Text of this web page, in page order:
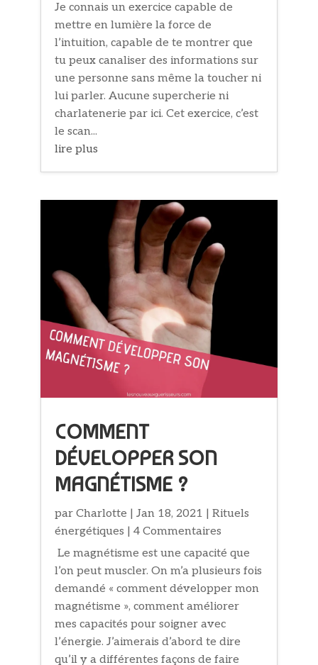
Je connais un exercice capable de
mettre en lumière la force de
l’intuition, capable de te montrer que
tu peux canaliser des informations sur
une personne sans même la toucher ni
lui parler. Aucune supercherie ni
charlatenerie par ici. Cet exercice, c’est
le scan...
lire plus
COMMENT
DÉVELOPPER SON
MAGNÉTISME ?
parCharlotte |Jan 18, 2021 |Rituels
énergétiques | 4 Commentaires
Le magnétisme est une capacité que
l’on peut muscler. On m’a plusieurs fois
demandé « comment développer mon
magnétisme », comment améliorer
mes capacités pour soigner avec
l’énergie. J’aimerais d’abord te dire
qu’il y a différentes façons de faire